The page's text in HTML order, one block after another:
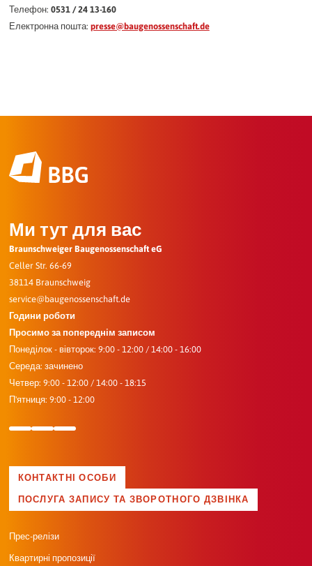
Телефон: 0531 / 24 13-160
Електронна пошта: presse@baugenossenschaft.de
Ми тут для вас
Braunschweiger Baugenossenschaft eG
Celler Str. 66-69
38114 Braunschweig
service@baugenossenschaft.de
Години роботи
Просимо за попереднім записом
Понеділок - вівторок: 9:00 - 12:00 / 14:00 - 16:00
Середа: зачинено
Четвер: 9:00 - 12:00 / 14:00 - 18:15
П'ятниця: 9:00 - 12:00
КОНТАКТНІ ОСОБИ
ПОСЛУГА ЗАПИСУ ТА ЗВОРОТНОГО ДЗВІНКА
Прес-релізи
Квартирні пропозиції